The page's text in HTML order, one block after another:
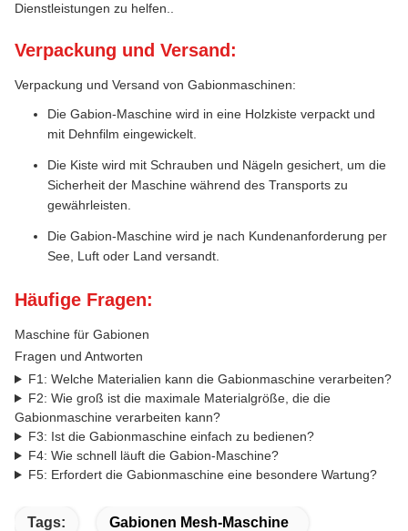
Dienstleistungen zu helfen..
Verpackung und Versand:
Verpackung und Versand von Gabionmaschinen:
Die Gabion-Maschine wird in eine Holzkiste verpackt und
mit Dehnfilm eingewickelt.
Die Kiste wird mit Schrauben und Nägeln gesichert, um die
Sicherheit der Maschine während des Transports zu
gewährleisten.
Die Gabion-Maschine wird je nach Kundenanforderung per
See, Luft oder Land versandt.
Häufige Fragen:
Maschine für Gabionen
Fragen und Antworten
F1: Welche Materialien kann die Gabionmaschine verarbeiten?
F2: Wie groß ist die maximale Materialgröße, die die
Gabionmaschine verarbeiten kann?
F3: Ist die Gabionmaschine einfach zu bedienen?
F4: Wie schnell läuft die Gabion-Maschine?
F5: Erfordert die Gabionmaschine eine besondere Wartung?
Tags: Gabionen Mesh-Maschine